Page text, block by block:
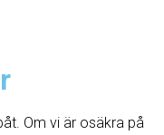
Om vi ​​är osäkra på